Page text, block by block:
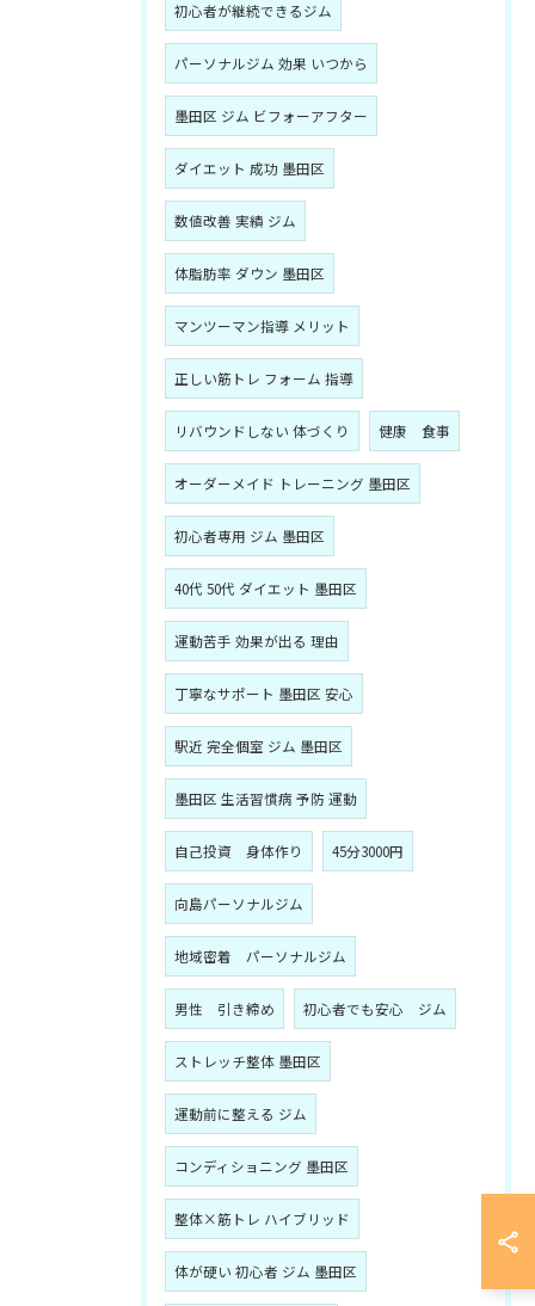
初心者が継続できるジム
パーソナルジム 効果 いつから
墨田区 ジム ビフォーアフター
ダイエット 成功 墨田区
数値改善 実績 ジム
体脂肪率 ダウン 墨田区
マンツーマン指導 メリット
正しい筋トレ フォーム 指導
リバウンドしない 体づくり 健康 食事
オーダーメイド トレーニング 墨田区
初心者専用 ジム 墨田区
40代 50代 ダイエット 墨田区
運動苦手 効果が出る 理由
丁寧なサポート 墨田区 安心
駅近 完全個室 ジム 墨田区
墨田区 生活習慣病 予防 運動
自己投資 身体作り 45分3000円
向島パーソナルジム
地域密着 パーソナルジム
男性 引き締め 初心者でも安心 ジム
ストレッチ整体 墨田区
運動前に整える ジム
コンディショニング 墨田区
整体×筋トレ ハイブリッド
体が硬い 初心者 ジム 墨田区